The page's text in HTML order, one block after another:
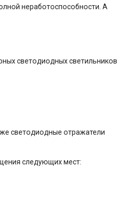
неработоспособности. А
светодиодных светильников
светодиодные отражатели
следующих мест: